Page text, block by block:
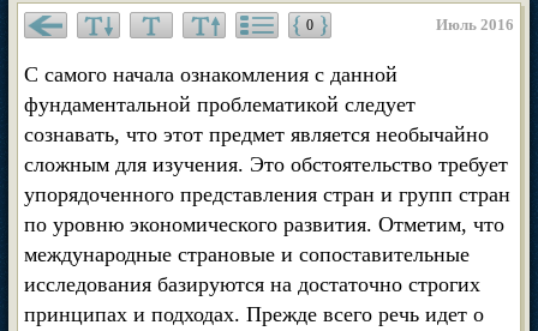
0 Июль 2016
С самого начала ознакомления с данной
фундаментальной проблематикой следует
сознавать, что этот предмет является необычайно
сложным для изучения. Это обстоятельство требует
упорядоченного представления стран и групп стран
по уровню экономического развития. Отметим, что
международные страновые и сопоставительные
исследования базируются на достаточно строгих
принципах и подходах. Прежде всего речь идет о